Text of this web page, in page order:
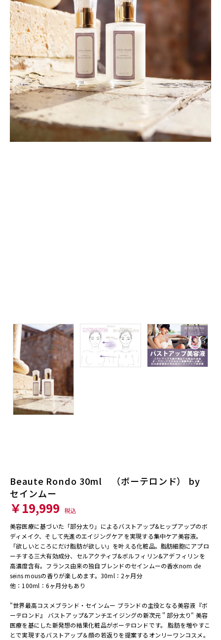
Beaute Rondo 30ml （ボーテロンド） by
セインムー
￥19,999
税込
美容医療に基づいた「部分太り」によるバストアップ&ヒップアップのボ
ディメイク、そして先進のエイジングケアを実現する集中ケア美容液。
「欲しいところにだけ脂肪が欲しい」を叶える化粧品。脂肪細胞にアプロ
ーチする三大有効成分、セルアクティブ&ボルフィリン&アデフィリンを
高濃度含有。フランス由来の独自ブレンドのセインムーの香水nom de
seins mousの香りが楽しめます。30ml：2ヶ月分
他：100ml：6ヶ月分もあり
"世界最高コスメブランド・セインムー ブランドの主役となる美容液『ボ
ーテロンド』 バストアップ&アンチエイジングの新次元＂部分太り" 美容
医療を基にした新発想の結果化粧品がボーテロンドです。 脂肪を増やすこ
とで実現するバストアップ＆顔の若返りを提案するオンリーワンコスメ。
お買い物を続ける カートへ進む